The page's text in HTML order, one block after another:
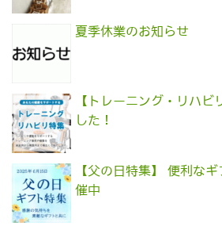
夏季休業のお知らせ
【トレーニング・リハビ
した！
【父の日特集】 便利な
催中